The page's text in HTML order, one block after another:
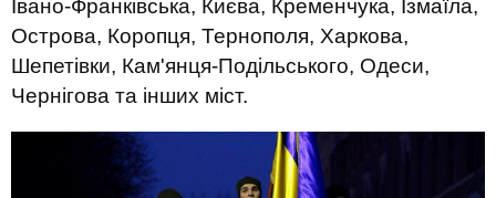
Івано-Франківська, Києва, Кременчука, Ізмаїла,
Острова, Коропця, Тернополя, Харкова,
Шепетівки, Кам'янця-Подільського, Одеси,
Чернігова та інших міст.